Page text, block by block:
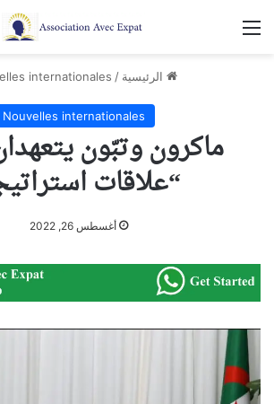
القائمة
الرئيسية /
internationales
Nouvelles internationales
ماكرون وتبّون
“علاقات
أغسطس 26, 2022